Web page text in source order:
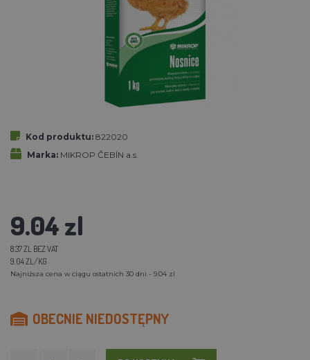
Kod produktu: 822020
Marka: MIKROP ČEBÍN a.s.
9.04 zl
8.37 ZL BEZ VAT
9.04 ZL/KG
Najniższa cena w ciągu ostatnich 30 dni - 9.04 zl
OBECNIE NIEDOSTĘPNY